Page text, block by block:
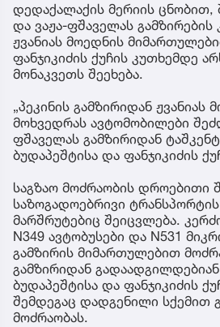
დედაქალაქის მერიის ცნობით,
და ვაჟა-ფშაველას გამზირების
ჟვანიას მოედნის
ფანჯიკიძის ქუჩის კუთხემდე
მონაკვეთს შეეხება.
„პეკინის გამზირიდან ჟვანიას
მოხვედრას ავტომობილები
ფშაველას გამზირიდან
ბუდაპეშტისა და ფანჯიკიძის
საგზაო მოძრაობის დროებითი
საზოგადოებრივი
მარშრუტებიც შეიცვლება.
N349 ავტობუსები და N531
გამზირის მიმართულებით
გამზირიდან
ბუდაპეშტისა და ფანჯიკიძის
შემდეგაც დადგენილი სქემით
მოძრაობას.